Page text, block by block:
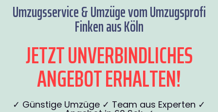
Umzugsservice & Umzüge vom Umzugsprofi
Finken aus Köln
JETZT UNVERBINDLICHES
ANGEBOT ERHALTEN!
✓ Günstige Umzüge ✓ Team aus Experten ✓